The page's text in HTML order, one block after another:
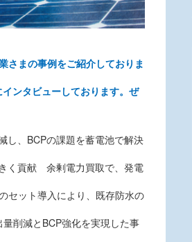
さまの事例をご紹介しておりま
ンタビューしております。ぜ
し、BCPの課題を蓄電池で解決
く貢献 余剰電力買取で、発電
セット導入により、既存防水の
削減とBCP強化を実現した事